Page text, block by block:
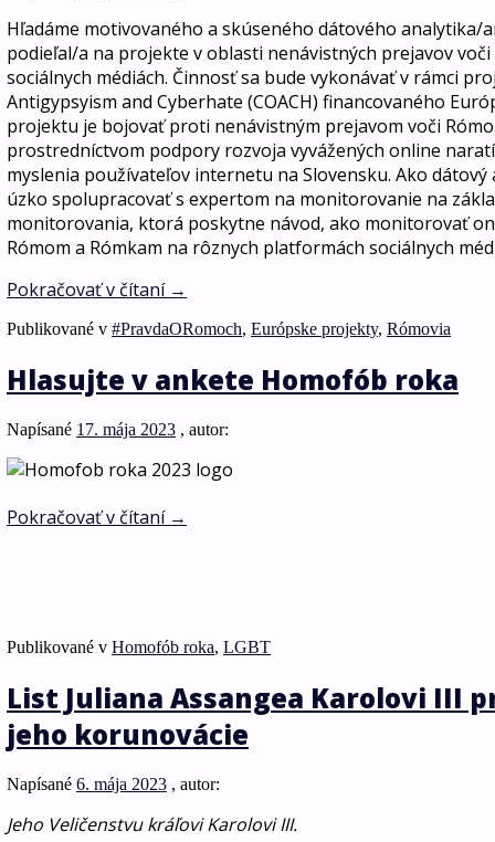
Hľadáme motivovaného a skúseného dátového analytika/
podieľal/a na projekte v oblasti nenávistných prejavov voči
sociálnych médiách. Činnosť sa bude vykonávať v rámci
Antigypsyism and Cyberhate (COACH) financovaného
projektu je bojovať proti nenávistným prejavom voči
prostredníctvom podpory rozvoja vyvážených online
myslenia používateľov internetu na Slovensku. Ako
úzko spolupracovať s expertom na monitorovanie na
monitorovania, ktorá poskytne návod, ako monitorovať
Rómom a Rómkam na rôznych platformách sociálnych
Pokračovať v čítaní →
Publikované v #PravdaORomoch, Európske projekty, Rómovia
Hlasujte v ankete Homofób roka
Napísané 17. mája 2023 , autor:
Pokračovať v čítaní →
Publikované v Homofób roka, LGBT
List Juliana Assangea Karolovi III
jeho korunovácie
Napísané 6. mája 2023 , autor:
Jeho Veličenstvu kráľovi Karolovi III.